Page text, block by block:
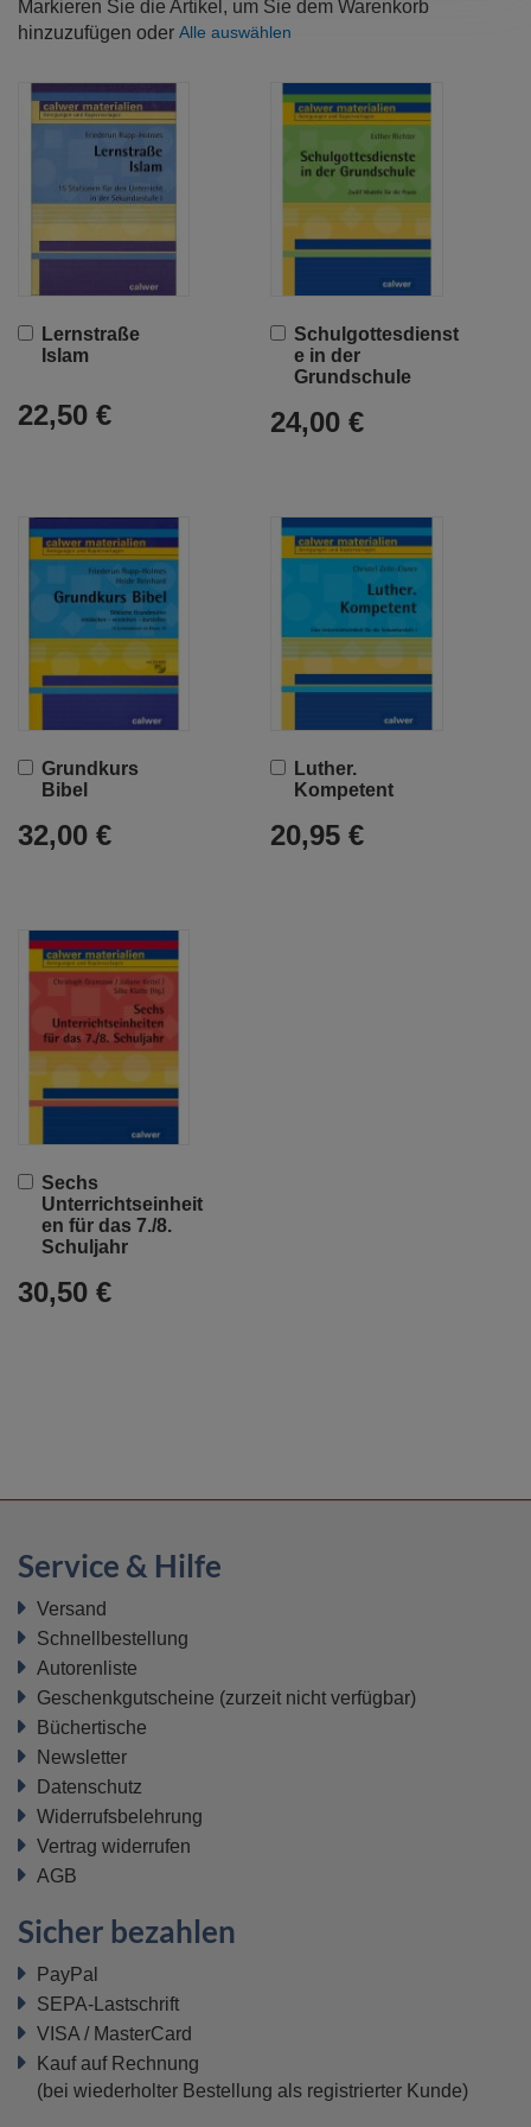
Markieren Sie die Artikel, um Sie dem Warenkorb
hinzuzufügen oder Alle auswählen
Lernstraße
Islam
22,50 €
In
den
Schulgottesdienst
e in der
Grundschule
24,00 €
In
den
Warenkorb
Grundkurs
Bibel
32,00 €
In
den
Luther.
Kompetent
20,95 €
In
den
Warenkorb
Sechs
Unterrichtseinheit
en für das 7./8.
Schuljahr
30,50 €
In
den
Warenkorb
Service & Hilfe
Versand
Schnellbestellung
Autorenliste
Geschenkgutscheine (zurzeit nicht verfügbar)
Büchertische
Newsletter
Datenschutz
Widerrufsbelehrung
Vertrag widerrufen
AGB
Sicher bezahlen
PayPal
SEPA-Lastschrift
VISA / MasterCard
Kauf auf Rechnung
(bei wiederholter Bestellung als registrierter Kunde)